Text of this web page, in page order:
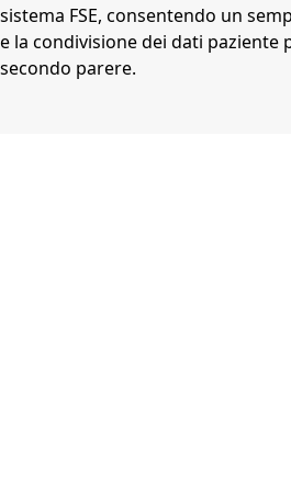
sistema FSE, consentendo un
e la condivisione dei dati paziente
secondo parere.